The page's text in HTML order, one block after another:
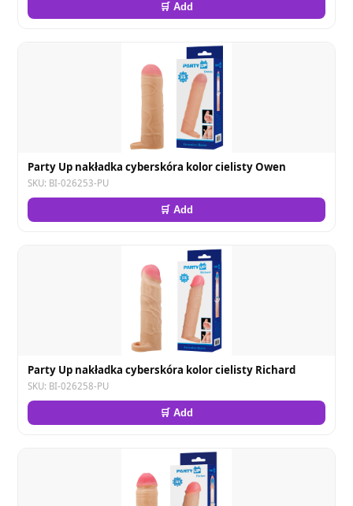
🛒 Add
Party Up nakładka cyberskóra kolor cielisty Owen
SKU: BI-026253-PU
🛒 Add
Party Up nakładka cyberskóra kolor cielisty Richard
SKU: BI-026258-PU
🛒 Add